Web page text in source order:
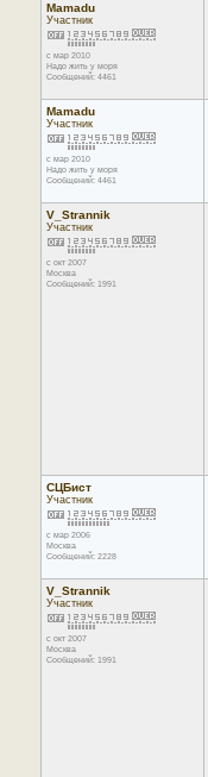
Mamadu
Участник
с мар 2010
Надо жить у моря
Сообщений: 4461
Mamadu
Участник
с мар 2010
Надо жить у моря
Сообщений: 4461
V_Strannik
Участник
с окт 2007
Москва
Сообщений: 1991
СЦБист
Участник
с мар 2006
Москва
Сообщений: 2228
V_Strannik
Участник
с окт 2007
Москва
Сообщений: 1991